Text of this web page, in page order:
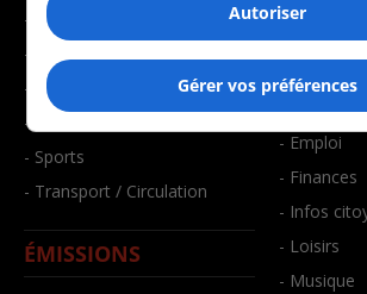
- Éducation
- Environnement
- Faits divers
- Santé et bien-être
- Sports
- Transport / Circulation
ÉMISSIONS
- Affaires
- Art de vivre
- Bien-être
- Emploi
- Finances
- Infos
- Loisirs
- Musique
Autoriser
Gérer vos préférences